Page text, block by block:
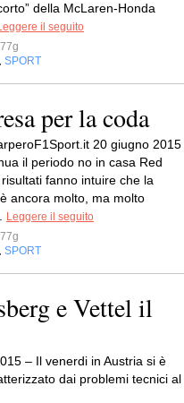
della McLaren-Honda
il seguito
SPORT
per la coda
20 giugno 2015
il periodo no in casa Red
fanno intuire che la
ancora molto, ma molto
Leggere il seguito
SPORT
e Vettel il
– Il venerdi in Austria si è
dai problemi tecnici al